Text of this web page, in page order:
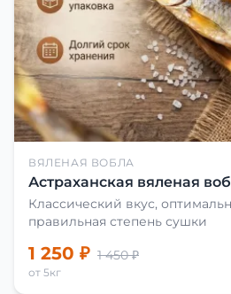
ВЯЛЕНАЯ ВОБЛА
Астраханская вяленая
Классический вкус,
правильная степень сушки
1 250 ₽ 1 450 ₽
от 5кг